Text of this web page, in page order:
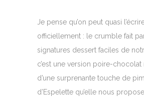
Je pense qu’on peut quasi
officiellement : le crumble fait
signatures dessert faciles de
c’est une version poire-chocolat
d’une surprenante touche de
d’Espelette qu’elle nous